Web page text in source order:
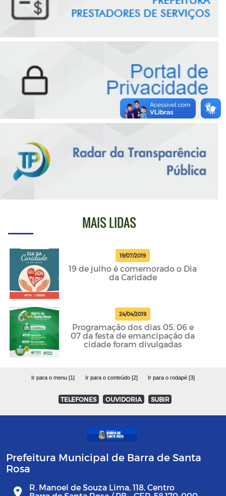
MAIS LIDAS
19/07/2019
19 de julho é comemorado o Dia
da Caridade
24/04/2019
Programação dos dias 05, 06 e
07 da festa de emancipação da
cidade foram divulgadas
Ir para o menu [1] Ir para o conteúdo [2] Ir para o rodapé [3]
TELEFONES OUVIDORIA SUBIR
Prefeitura Municipal de Barra de Santa
Rosa
R. Manoel de Souza Lima, 118, Centro